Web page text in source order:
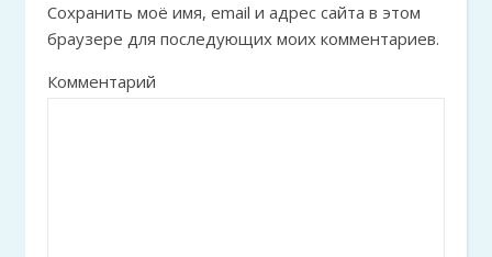
Сохранить моё имя, email и адрес сайта в этом
браузере для последующих моих комментариев.
Комментарий